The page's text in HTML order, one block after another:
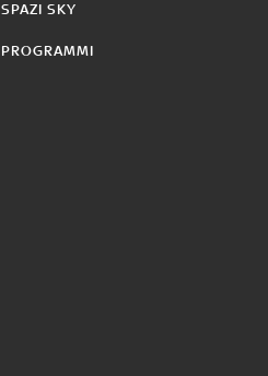
SPAZI SKY
PROGRAMMI